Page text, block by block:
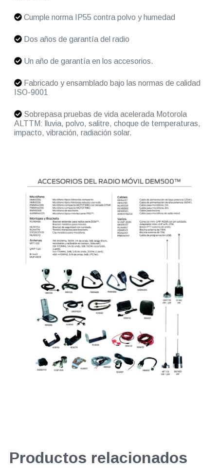
Cumple norma IP55 contra polvo y humedad
Dos años de garantía del radio
Un año de garantía en los accesorios.
Fabricado y ensamblado bajo las normas de calidad
ISO-9001
Sobrepasa pruebas de vida acelerada Motorola
ALTTM: lluvia, polvo, salitre, choque de temperaturas,
impacto, vibración, radiación solar.
Productos relacionados